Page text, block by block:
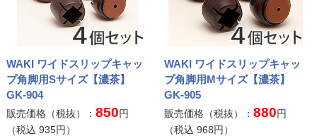
WAKI ワイドスリップキャッ
プ角脚用Sサイズ【濃茶】
GK-904
販売価格（税抜）： 850円
（税込 935円）
WAKI ワイドスリップキャッ
プ角脚用Mサイズ【濃茶】
GK-905
販売価格（税抜）：880円
（税込968円）